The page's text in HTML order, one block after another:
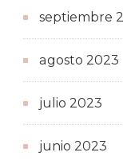
septiembre
agosto 2023
julio 2023
junio 2023